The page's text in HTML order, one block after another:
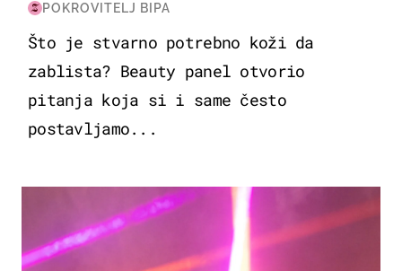
POKROVITELJ BIPA
Što je stvarno potrebno koži da
zablista? Beauty panel otvorio
pitanja koja si i same često
postavljamo...
KULTURA & ZABAVA